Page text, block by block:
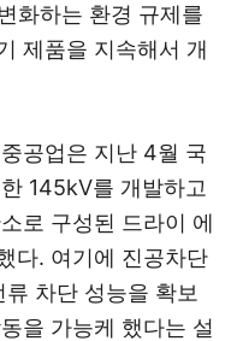
화하는 환경 규제를
제품을 지속해서 개
공업은 지난 4월 국
145kV를 개발하고
로 구성된 드라이 에
다. 여기에 진공차단
차단 성능을 확보
을 가능케 했다는 설